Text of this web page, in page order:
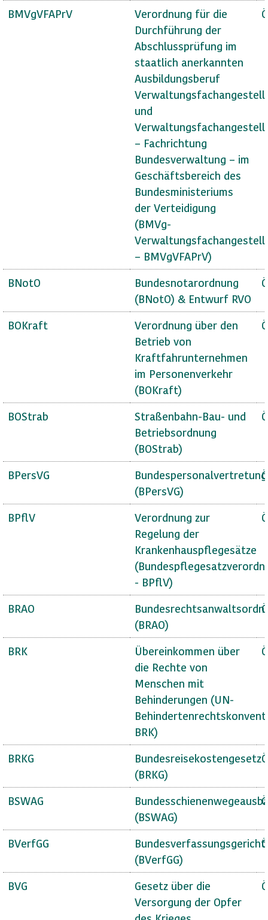
BMVgVFAPrV
Verordnung für die
Durchführung der
Abschlussprüfung im
staatlich anerkannten
Ausbildungsberuf
und
– Fachrichtung
Bundesverwaltung – im
Geschäftsbereich des
Bundesministeriums
der Verteidigung
(BMVg-
– BMVgVFAPrV)
BNotO
Bundesnotarordnung
(BNotO) & Entwurf RVO
BOKraft
Verordnung über den
Betrieb von
Kraftfahrunternehmen
im Personenverkehr
(BOKraft)
BOStrab
Straßenbahn-Bau- und
Betriebsordnung
(BOStrab)
BPersVG
(BPersVG)
BPflV
Verordnung zur
Regelung der
Krankenhauspflegesätze
- BPflV)
BRAO
(BRAO)
BRK
Übereinkommen über
die Rechte von
Menschen mit
Behinderungen (UN-
BRK)
BRKG
Bundesreisekostengesetz
(BRKG)
BSWAG
(BSWAG)
BVerfGG
(BVerfGG)
BVG
Gesetz über die
Versorgung der Opfer